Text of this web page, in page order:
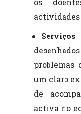
os
actividades
Serviços
problemas
um claro
de
activa no